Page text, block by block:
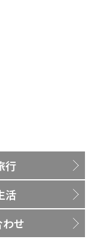
行
活
せ